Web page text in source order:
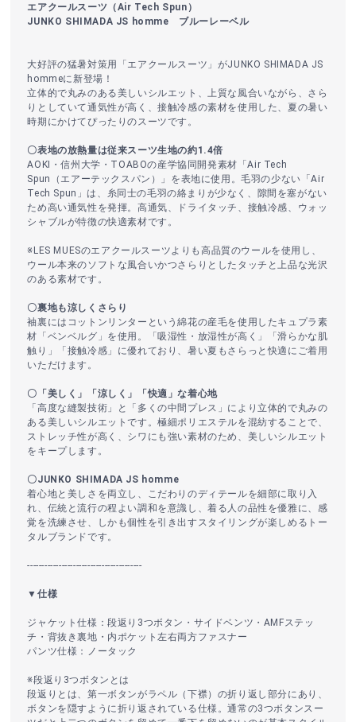
エアクールスーツ（Air Tech Spun）
JUNKO SHIMADA JS homme ブルーレーベル
大好評の猛暑対策用「エアクールスーツ」がJUNKO SHIMADA JS
hommeに新登場！
立体的で丸みのある美しいシルエット、上質な風合いながら、さら
りとしていて通気性が高く、接触冷感の素材を使用した、夏の暑い
時期にかけてぴったりのスーツです。
〇表地の放熱量は従来スーツ生地の約1.4倍
AOKI・信州大学・TOABOの産学協同開発素材「Air Tech
Spun（エアーテックスパン）」を表地に使用。毛羽の少ない「Air
Tech Spun」は、糸同士の毛羽の絡まりが少なく、隙間を塞がない
ため高い通気性を発揮。高通気、ドライタッチ、接触冷感、ウォッ
シャブルが特徴の快適素材です。
※LES MUESのエアクールスーツよりも高品質のウールを使用し、
ウール本来のソフトな風合いかつさらりとしたタッチと上品な光沢
のある素材です。
〇裏地も涼しくさらり
袖裏にはコットンリンターという綿花の産毛を使用したキュプラ素
材「ベンベルグ」を使用。「吸湿性・放湿性が高く」「滑らかな肌
触り」「接触冷感」に優れており、暑い夏もさらっと快適にご着用
いただけます。
〇「美しく」「涼しく」「快適」な着心地
「高度な縫製技術」と「多くの中間プレス」により立体的で丸みの
ある美しいシルエットです。極細ポリエステルを混紡することで、
ストレッチ性が高く、シワにも強い素材のため、美しいシルエット
をキープします。
〇JUNKO SHIMADA JS homme
着心地と美しさを両立し、こだわりのディテールを細部に取り入
れ、伝統と流行の程よい調和を意識し、着る人の品性を優雅に、感
覚を洗練させ、しかも個性を引き出すスタイリングが楽しめるトー
タルブランドです。
----------------------------------------
▼仕様
ジャケット仕様：段返り3つボタン・サイドベンツ・AMFステッ
チ・背抜き裏地・内ポケット左右両方ファスナー
パンツ仕様：ノータック
※段返り3つボタンとは
段返りとは、第一ボタンがラペル（下襟）の折り返し部分にあり、
ボタンを隠すように折り返されている仕様。通常の3つボタンスー